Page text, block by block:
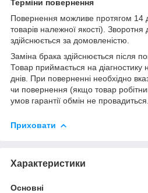
Терміни повернення
Повернення можливе протягом 14
товарів належної якості). Зворотня
здійснюється за домовленістю.
Заміна брака здійснюється після
Товар приймається на діагностику
днів. При поверненні необхідно
чи повернення (якщо товар
умов гарантії обмін не провадиться.
Приховати
Характеристики
Основні